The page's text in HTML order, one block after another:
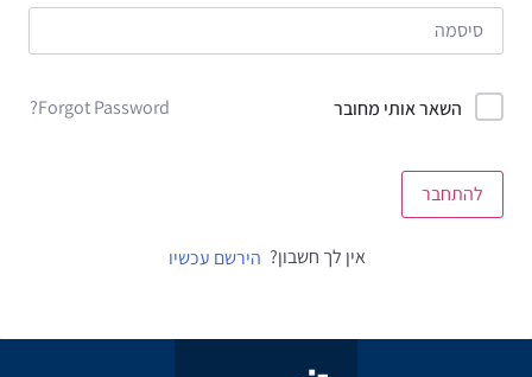
השאר אותי מחובר Forgot Password?
להתחבר
אין לך חשבון? הירשם עכשיו